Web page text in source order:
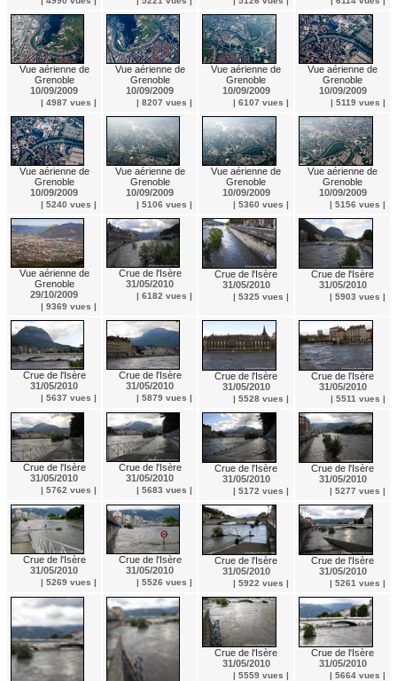
Vue aérienne de
Grenoble
10/09/2009
| 4987 vues |
Vue aérienne de
Grenoble
10/09/2009
| 8207 vues |
Vue aérienne de
Grenoble
10/09/2009
| 6107 vues |
Vue aérienne de
Grenoble
10/09/2009
| 5119 vues |
Vue aérienne de
Grenoble
10/09/2009
| 5240 vues |
Vue aérienne de
Grenoble
10/09/2009
| 5106 vues |
Vue aérienne de
Grenoble
10/09/2009
| 5360 vues |
Vue aérienne de
Grenoble
10/09/2009
| 5156 vues |
Vue aérienne de
Grenoble
29/10/2009
| 9369 vues |
Crue de l'Isère
31/05/2010
| 6182 vues |
Crue de l'Isère
31/05/2010
| 5325 vues |
Crue de l'Isère
31/05/2010
| 5903 vues |
Crue de l'Isère
31/05/2010
| 5637 vues |
Crue de l'Isère
31/05/2010
| 5879 vues |
Crue de l'Isère
31/05/2010
| 5528 vues |
Crue de l'Isère
31/05/2010
| 5511 vues |
Crue de l'Isère
31/05/2010
| 5762 vues |
Crue de l'Isère
31/05/2010
| 5683 vues |
Crue de l'Isère
31/05/2010
| 5172 vues |
Crue de l'Isère
31/05/2010
| 5277 vues |
Crue de l'Isère
31/05/2010
| 5269 vues |
Crue de l'Isère
31/05/2010
| 5526 vues |
Crue de l'Isère
31/05/2010
| 5922 vues |
Crue de l'Isère
31/05/2010
| 5261 vues |
Crue de l'Isère
31/05/2010
| 5559 vues |
Crue de l'Isère
31/05/2010
| 5664 vues |